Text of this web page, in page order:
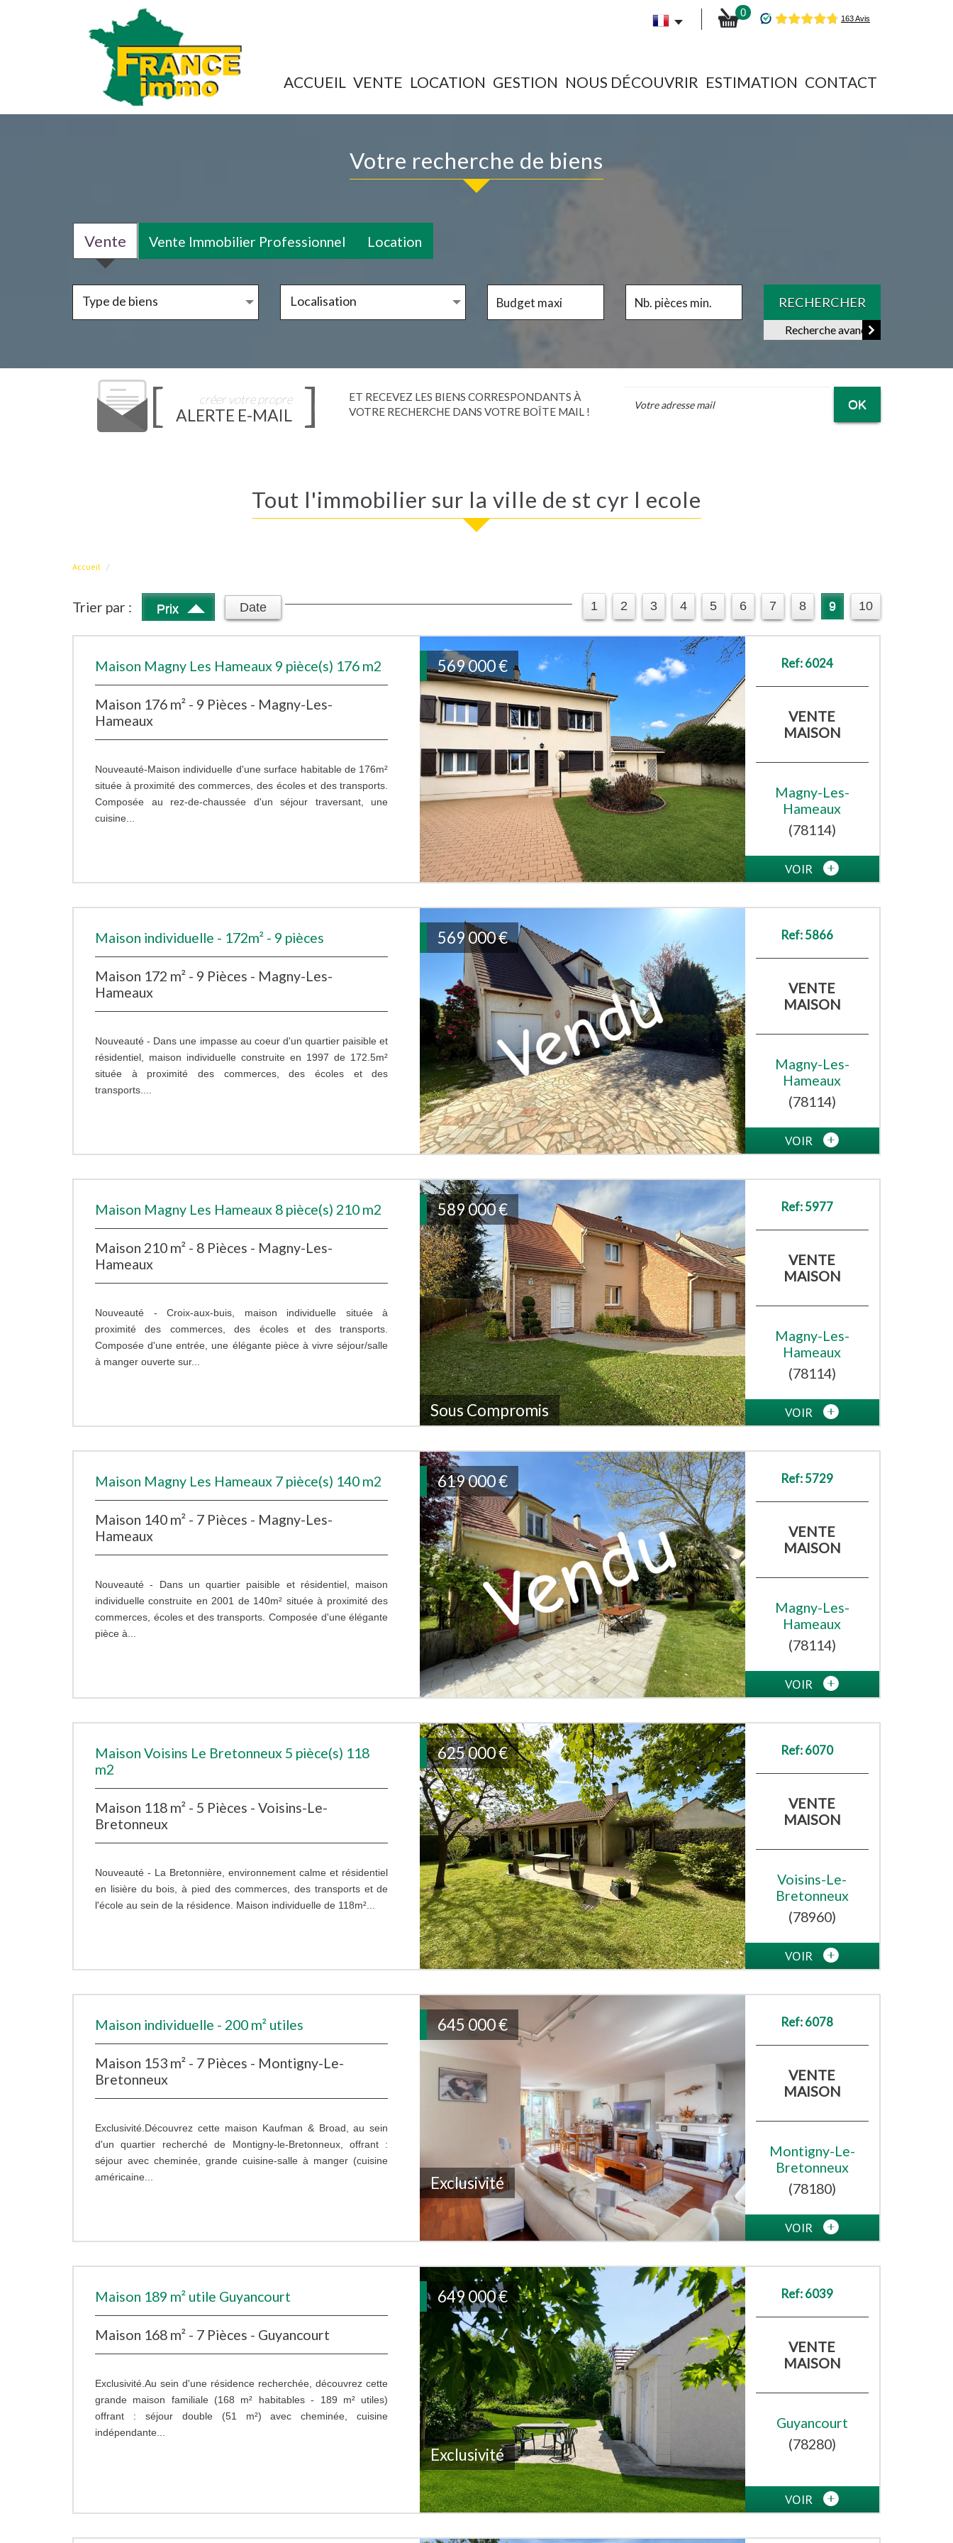
0
ACCUEIL VENTE LOCATION GESTION NOUS DÉCOUVRIR ESTIMATION CONTACT
Votre recherche de biens
Vente Vente Immobilier Professionnel Location
Type de biens Localisation RECHERCHER
Recherche avancée
créer votre propre
ALERTE E-MAIL
ET RECEVEZ LES BIENS CORRESPONDANTS À
VOTRE RECHERCHE DANS VOTRE BOÎTE MAIL !
OK
Tout l'immobilier sur la ville de st cyr l ecole
Accueil
Trier par : Prix Date 1 2 3 4 5 6 7 8 9 10
569 000€
Maison Magny Les Hameaux 9 pièce(s) 176 m2
Maison 176 m² - 9 Pièces - Magny-Les-
Hameaux
Nouveauté-Maison individuelle d'une surface habitable de 176m²
située à proximité des commerces, des écoles et des transports.
Composée au rez-de-chaussée d'un séjour traversant, une
cuisine...
Ref: 6024
VENTE
MAISON
Magny-Les-
Hameaux
(78114)
VOIR
569 000€
Maison individuelle - 172m² - 9 pièces
Maison 172 m² - 9 Pièces - Magny-Les-
Hameaux
Nouveauté - Dans une impasse au coeur d'un quartier paisible et
résidentiel, maison individuelle construite en 1997 de 172.5m²
située à proximité des commerces, des écoles et des
transports....
Ref: 5866
VENTE
MAISON
Magny-Les-
Hameaux
(78114)
VOIR
Sous Compromis
589 000€
Maison Magny Les Hameaux 8 pièce(s) 210 m2
Maison 210 m² - 8 Pièces - Magny-Les-
Hameaux
Nouveauté - Croix-aux-buis, maison individuelle située à
proximité des commerces, des écoles et des transports.
Composée d'une entrée, une élégante pièce à vivre séjour/salle
à manger ouverte sur...
Ref: 5977
VENTE
MAISON
Magny-Les-
Hameaux
(78114)
VOIR
619 000€
Maison Magny Les Hameaux 7 pièce(s) 140 m2
Maison 140 m² - 7 Pièces - Magny-Les-
Hameaux
Nouveauté - Dans un quartier paisible et résidentiel, maison
individuelle construite en 2001 de 140m² située à proximité des
commerces, écoles et des transports. Composée d'une élégante
pièce à...
Ref: 5729
VENTE
MAISON
Magny-Les-
Hameaux
(78114)
VOIR
625 000€
Maison Voisins Le Bretonneux 5 pièce(s) 118
m2
Maison 118 m² - 5 Pièces - Voisins-Le-
Bretonneux
Nouveauté - La Bretonnière, environnement calme et résidentiel
en lisière du bois, à pied des commerces, des transports et de
l'école au sein de la résidence. Maison individuelle de 118m²...
Ref: 6070
VENTE
MAISON
Voisins-Le-
Bretonneux
(78960)
VOIR
Exclusivité
645 000€
Maison individuelle - 200 m² utiles
Maison 153 m² - 7 Pièces - Montigny-Le-
Bretonneux
Exclusivité.Découvrez cette maison Kaufman & Broad, au sein
d'un quartier recherché de Montigny-le-Bretonneux, offrant :
séjour avec cheminée, grande cuisine-salle à manger (cuisine
américaine...
Ref: 6078
VENTE
MAISON
Montigny-Le-
Bretonneux
(78180)
VOIR
Exclusivité
649 000€
Maison 189 m² utile Guyancourt
Maison 168 m² - 7 Pièces - Guyancourt
Exclusivité.Au sein d'une résidence recherchée, découvrez cette
grande maison familiale (168 m² habitables - 189 m² utiles)
offrant : séjour double (51 m²) avec cheminée, cuisine
indépendante...
Ref: 6039
VENTE
MAISON
Guyancourt
(78280)
VOIR